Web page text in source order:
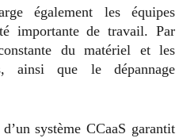
également les équipes
importante de travail. Par
du matériel et les
ainsi que le dépannage
système CCaaS garantit